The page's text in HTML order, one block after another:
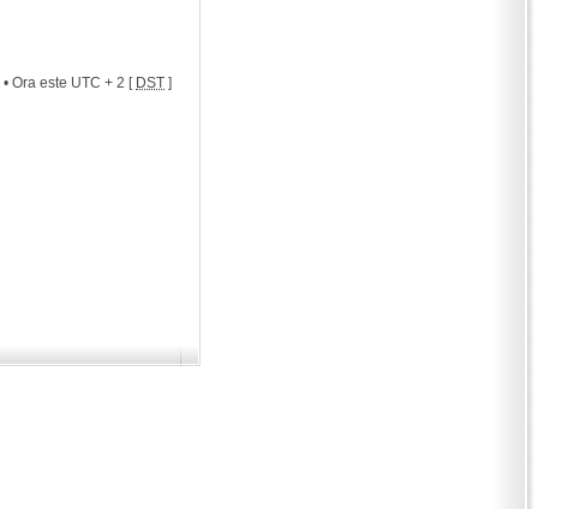
• Ora este UTC + 2 [ DST ]